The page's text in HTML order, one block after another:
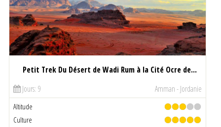
Petit Trek Du Désert de Wadi Rum à la Cité Ocre de
Jours: 9
Amman - Jordanie
Altitude
Culture